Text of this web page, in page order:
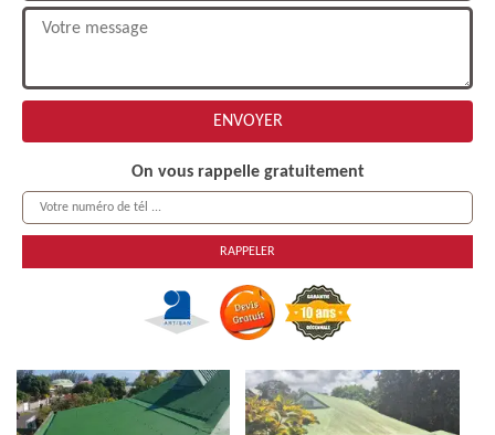
On vous rappelle gratuitement